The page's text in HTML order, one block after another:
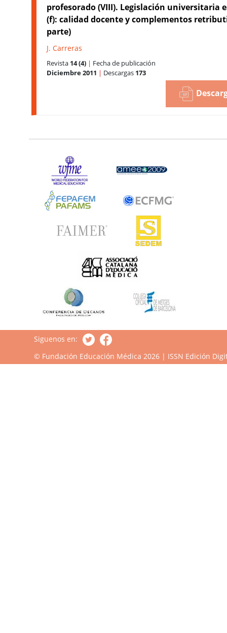
profesorado (VIII). Legislación universitaria
(f): calidad docente y complementos
parte)
J. Carreras
Revista 14 (4) | Fecha de publicación
Diciembre 2011 | Descargas 173
Siguenos en:
© Fundación Educación Médica 2026 | ISSN Edición